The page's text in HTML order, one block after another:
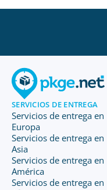
SERVICIOS DE ENTREGA
Servicios de entrega en
Europa
Servicios de entrega en
Asia
Servicios de entrega en
América
Servicios de entrega en